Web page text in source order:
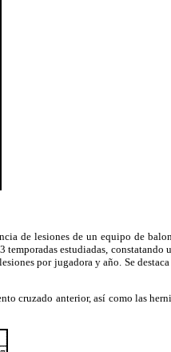
de lesiones de un equipo de
estudiadas, constatando
por jugadora y año. Se
cruzado anterior, así como las